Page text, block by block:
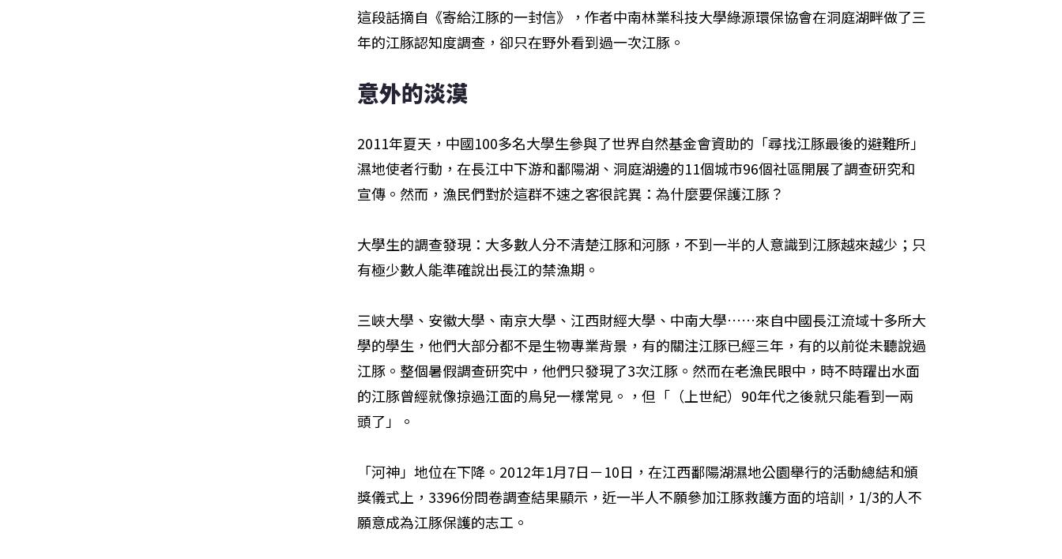
這段話摘自《寄給江豚的一封信》，作者中南林業科技大學綠源環保協會在洞庭湖畔做了三
年的江豚認知度調查，卻只在野外看到過一次江豚。
意外的淡漠
2011年夏天，中國100多名大學生參與了世界自然基金會資助的「尋找江豚最後的避難所」
濕地使者行動，在長江中下游和鄱陽湖、洞庭湖邊的11個城市96個社區開展了調查研究和
宣傳。然而，漁民們對於這群不速之客很詫異：為什麼要保護江豚？
大學生的調查發現：大多數人分不清楚江豚和河豚，不到一半的人意識到江豚越來越少；只
有極少數人能準確說出長江的禁漁期。
三峽大學、安徽大學、南京大學、江西財經大學、中南大學……來自中國長江流域十多所大
學的學生，他們大部分都不是生物專業背景，有的關注江豚已經三年，有的以前從未聽說過
江豚。整個暑假調查研究中，他們只發現了3次江豚。然而在老漁民眼中，時不時躍出水面
的江豚曾經就像掠過江面的鳥兒一樣常見。，但「（上世紀）90年代之後就只能看到一兩
頭了」。
「河神」地位在下降。2012年1月7日－10日，在江西鄱陽湖濕地公園舉行的活動總結和頒
獎儀式上，3396份問卷調查結果顯示，近一半人不願參加江豚救護方面的培訓，1/3的人不
願意成為江豚保護的志工。